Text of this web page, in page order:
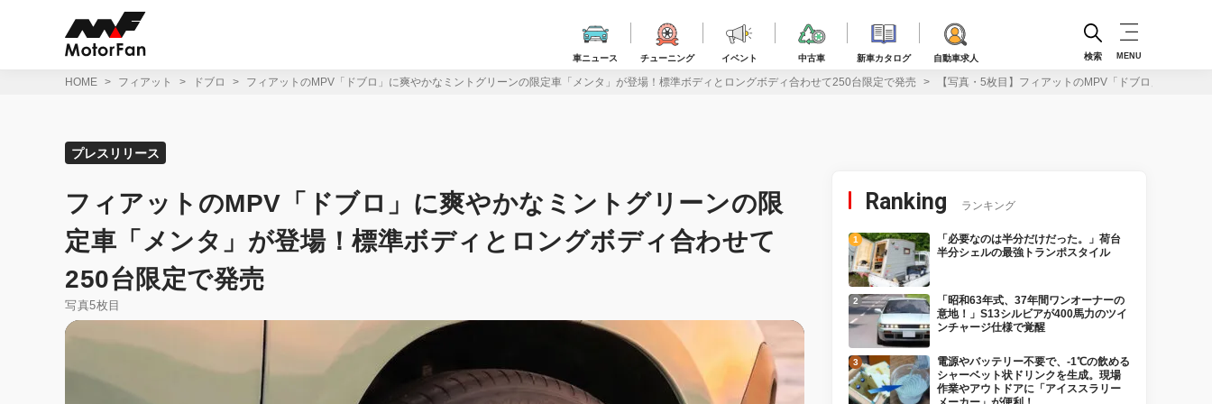
車ニュース チューニング イベント 中古車 新車カタログ 自動車求人 検索 MENU
HOME フィアット ドブロ フィアットのMPV「ドブロ」に爽やかなミントグリーンの限定車「メンタ」が登場！標準ボディとロングボディ合わせて250台限定で発売 【写真・5枚目】フィアットのMPV「ドブロ」に爽や
プレスリリース
フィアットのMPV「ドブロ」に爽やかなミントグリーンの限
定車「メンタ」が登場！標準ボディとロングボディ合わせて
250台限定で発売
写真5枚目
Ranking ランキング
「必要なのは半分だけだった。」荷台
半分シェルの最強トランポスタイル
「昭和63年式、37年間ワンオーナーの
意地！」S13シルビアが400馬力のツイ
ンチャージ仕様で覚醒
電源やバッテリー不要で、-1℃の飲める
シャーベット状ドリンクを生成。現場
作業やアウトドアに「アイススラリー